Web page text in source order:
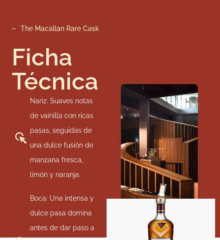
The Macallan Rare Cask
Ficha
Técnica
Nariz: Suaves notas
de vainilla con ricas
pasas, seguidas de
una dulce fusión de
manzana fresca,
limón y naranja.
Boca: Una intensa y
dulce pasa domina
antes de dar paso a